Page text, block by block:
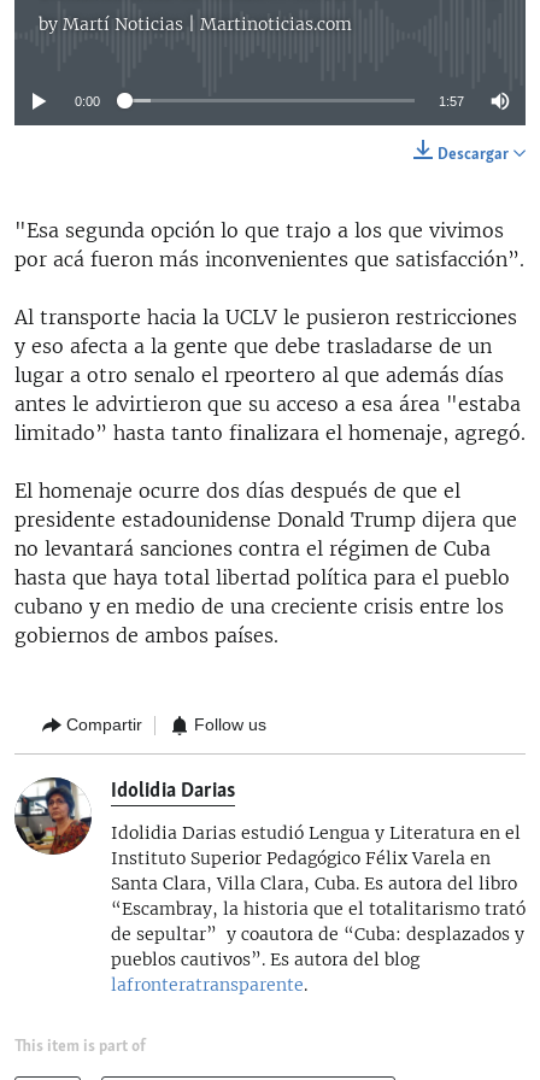
by Martí Noticias | Martinoticias.com
No media source currently available
0:00 1:57
Descargar
"Esa segunda opción lo que trajo a los que vivimos
por acá fueron más inconvenientes que satisfacción”.​
Al transporte hacia la UCLV le pusieron restricciones
y eso afecta a la gente que debe trasladarse de un
lugar a otro senalo el rpeortero al que además días
antes le advirtieron que su acceso a esa área "estaba
limitado” hasta tanto finalizara el homenaje, agregó.
El homenaje ocurre dos días después de que el
presidente estadounidense Donald Trump dijera que
no levantará sanciones contra el régimen de Cuba
hasta que haya total libertad política para el pueblo
cubano y en medio de una creciente crisis entre los
gobiernos de ambos países.​
Compartir Follow us
Idolidia Darias
Idolidia Darias estudió Lengua y Literatura en el
Instituto Superior Pedagógico Félix Varela en
Santa Clara, Villa Clara, Cuba. Es autora del libro
“Escambray, la historia que el totalitarismo trató
de sepultar” y coautora de “Cuba: desplazados y
pueblos cautivos”. Es autora del blog
lafronteratransparente.
This item is part of